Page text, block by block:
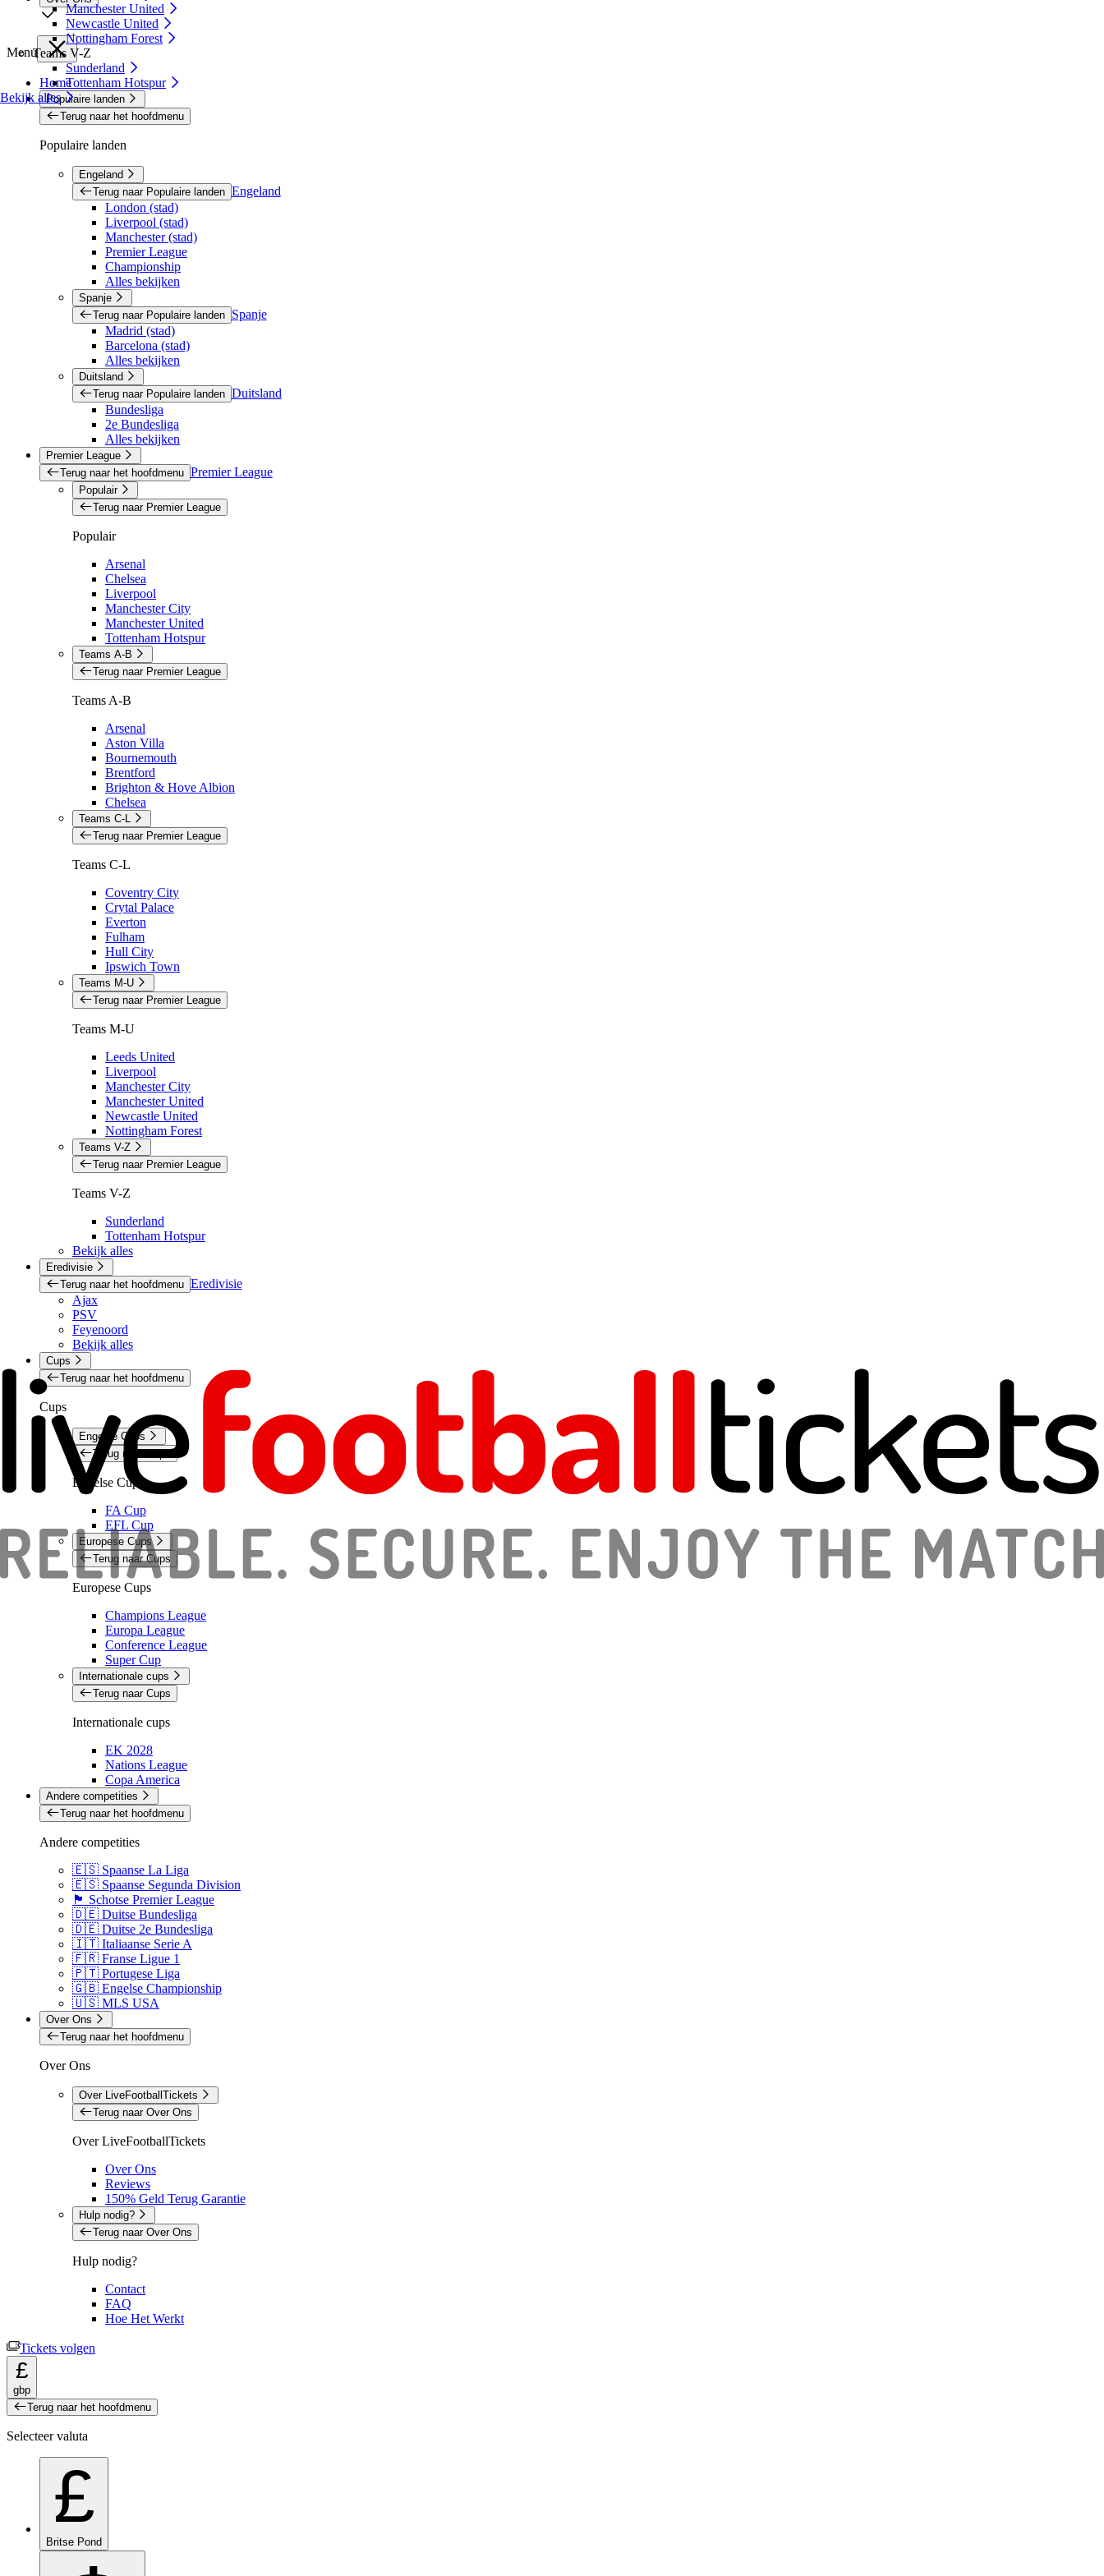
Manchester United
Newcastle United
Nottingham Forest
Teams V-Z
Sunderland
Tottenham Hotspur
Bekijk alles
Menu
Home
Populaire landen
Terug naar het hoofdmenu
Populaire landen
Engeland
Terug naar Populaire landen Engeland
London (stad)
Liverpool (stad)
Manchester (stad)
Premier League
Championship
Alles bekijken
Spanje
Terug naar Populaire landen
Spanje
Madrid (stad)
Barcelona (stad)
Alles bekijken
Duitsland
Terug naar Populaire landen Duitsland
Bundesliga
2e Bundesliga
Alles bekijken
Premier League
Terug naar het hoofdmenu Premier League
Populair
Terug naar Premier League
Populair
Arsenal
Chelsea
Liverpool
Manchester City
Manchester United
Tottenham Hotspur
Teams A-B
Terug naar Premier League
Teams A-B
Arsenal
Aston Villa
Bournemouth
Brentford
Brighton & Hove Albion
Chelsea
Teams C-L
Terug naar Premier League
Teams C-L
Coventry City
Crytal Palace
Everton
Fulham
Hull City
Ipswich Town
Teams M-U
Terug naar Premier League
Teams M-U
Leeds United
Liverpool
Manchester City
Manchester United
Newcastle United
Nottingham Forest
Teams V-Z
Terug naar Premier League
Teams V-Z
Sunderland
Tottenham Hotspur
Bekijk alles
Eredivisie
Terug naar het hoofdmenu Eredivisie
Ajax
PSV
Feyenoord
Bekijk alles
Cups
Terug naar het hoofdmenu
Cups
Engelse Cups
Terug naar Cups
Engelse Cups
FA Cup
EFL Cup
Europese Cups
Terug naar Cups
Europese Cups
Champions League
Europa League
Conference League
Super Cup
Internationale cups
Terug naar Cups
Internationale cups
EK 2028
Nations League
Copa America
Andere competities
Terug naar het hoofdmenu
Andere competities
🇪🇸 Spaanse La Liga
🇪🇸 Spaanse Segunda Division
🏴󠁧󠁢󠁳󠁣󠁴󠁿 Schotse Premier League
🇩🇪 Duitse Bundesliga
🇩🇪 Duitse 2e Bundesliga
🇮🇹 Italiaanse Serie A
🇫🇷 Franse Ligue 1
🇵🇹 Portugese Liga
🇬🇧 Engelse Championship
🇺🇸 MLS USA
Over Ons
Terug naar het hoofdmenu
Over Ons
Over LiveFootballTickets
Terug naar Over Ons
Over LiveFootballTickets
Over Ons
Reviews
150% Geld Terug Garantie
Hulp nodig?
Terug naar Over Ons
Hulp nodig?
Contact
FAQ
Hoe Het Werkt
Tickets volgen
£
gbp
Terug naar het hoofdmenu
Selecteer valuta
£
Britse Pond